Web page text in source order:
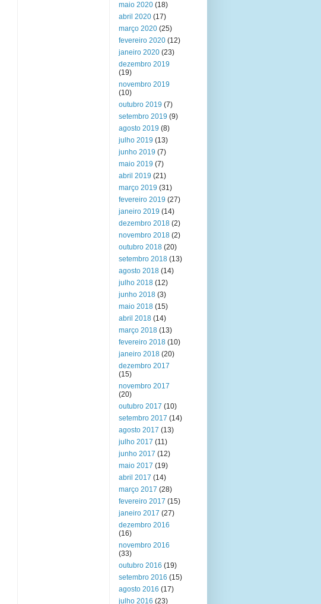
maio 2020 (18)
abril 2020 (17)
março 2020 (25)
fevereiro 2020 (12)
janeiro 2020 (23)
dezembro 2019
(19)
novembro 2019
(10)
outubro 2019 (7)
setembro 2019 (9)
agosto 2019 (8)
julho 2019 (13)
junho 2019 (7)
maio 2019 (7)
abril 2019 (21)
março 2019 (31)
fevereiro 2019 (27)
janeiro 2019 (14)
dezembro 2018 (2)
novembro 2018 (2)
outubro 2018 (20)
setembro 2018 (13)
agosto 2018 (14)
julho 2018 (12)
junho 2018 (3)
maio 2018 (15)
abril 2018 (14)
março 2018 (13)
fevereiro 2018 (10)
janeiro 2018 (20)
dezembro 2017
(15)
novembro 2017
(20)
outubro 2017 (10)
setembro 2017 (14)
agosto 2017 (13)
julho 2017 (11)
junho 2017 (12)
maio 2017 (19)
abril 2017 (14)
março 2017 (28)
fevereiro 2017 (15)
janeiro 2017 (27)
dezembro 2016
(16)
novembro 2016
(33)
outubro 2016 (19)
setembro 2016 (15)
agosto 2016 (17)
julho 2016 (23)